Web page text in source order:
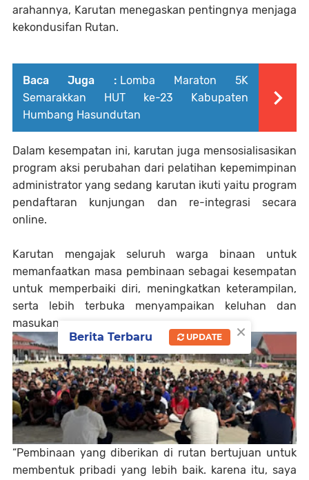
arahannya, Karutan menegaskan pentingnya menjaga
kekondusifan Rutan.
Baca Juga : Lomba Maraton 5K
Semarakkan HUT ke-23 Kabupaten
Humbang Hasundutan
Dalam kesempatan ini, karutan juga mensosialisasikan
program aksi perubahan dari pelatihan kepemimpinan
administrator yang sedang karutan ikuti yaitu program
pendaftaran kunjungan dan re-integrasi secara
online.
Karutan mengajak seluruh warga binaan untuk
memanfaatkan masa pembinaan sebagai kesempatan
untuk memperbaiki diri, meningkatkan keterampilan,
serta lebih terbuka menyampaikan keluhan dan
masukan.
“Pembinaan yang diberikan di rutan bertujuan untuk
membentuk pribadi yang lebih baik. karena itu, saya
×
Berita Terbaru UPDATE